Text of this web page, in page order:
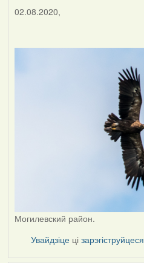
02.08.2020,
Могилевский район.
Увайдзіце цізарэгіструйцеся